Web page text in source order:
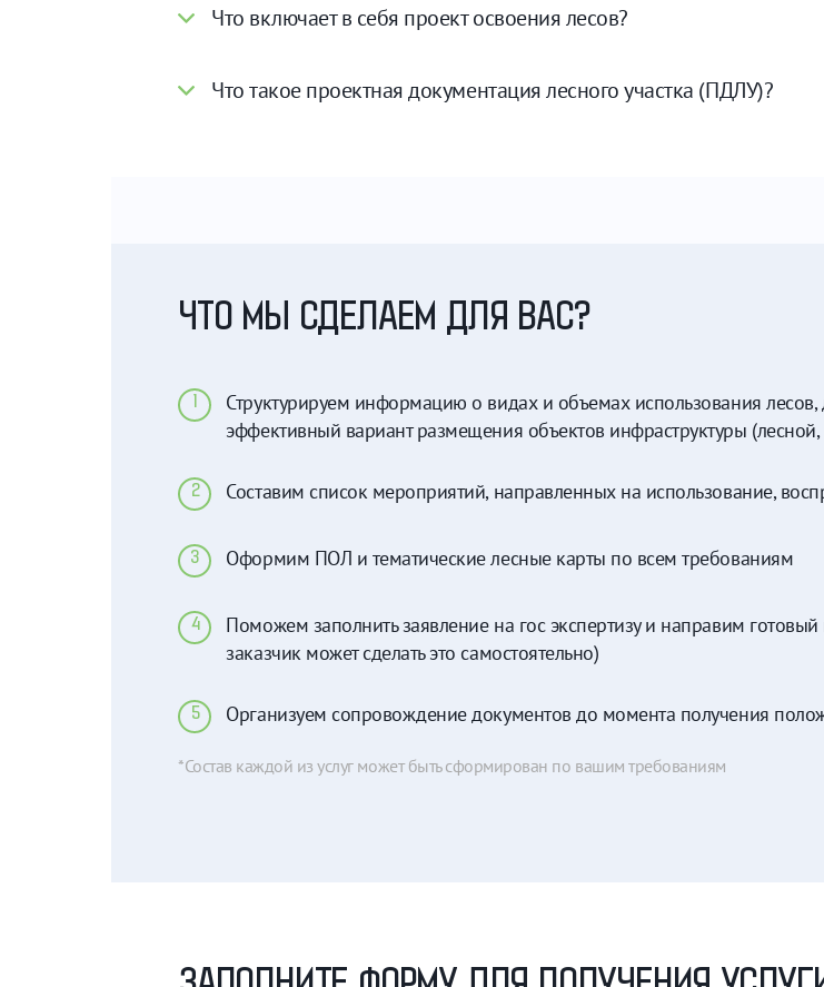
Что включает в себя проект освоения лесов?
Что такое проектная документация лесного участка (ПДЛУ)?
ЧТО МЫ СДЕЛАЕМ ДЛЯ ВАС?
1
Структурируем информацию о видах и объемах использования
эффективный вариант размещения объектов инфраструктуры
2 Составим список мероприятий, направленных на использование,
3 Оформим ПОЛ и тематические лесные карты по всем требованиям
4
Поможем заполнить заявление на гос экспертизу и направим
заказчик может сделать это самостоятельно)
5 Организуем сопровождение документов до момента получения
*Состав каждой из услуг может быть сформирован по вашим требованиям